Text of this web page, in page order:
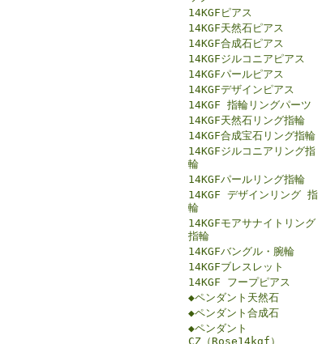
14KGFピアス
14KGF天然石ピアス
14KGF合成石ピアス
14KGFジルコニアピアス
14KGFパールピアス
14KGFデザインピアス
14KGF 指輪リングパーツ
14KGF天然石リング指輪
14KGF合成宝石リング指輪
14KGFジルコニアリング指
輪
14KGFパールリング指輪
14KGF デザインリング 指
輪
14KGFモアサナイトリング
指輪
14KGFバングル・腕輪
14KGFブレスレット
14KGF フープピアス
◆ペンダント天然石
◆ペンダント合成石
◆ペンダント
CZ（Rose14kgf）